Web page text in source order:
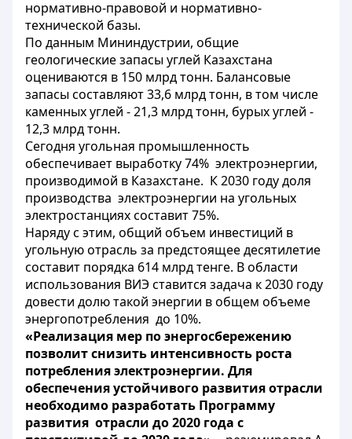
нормативно-правовой и нормативно-
технической базы.
По данным Мининдустрии, общие
геологические запасы углей Казахстана
оцениваются в 150 млрд тонн. Балансовые
запасы составляют 33,6 млрд тонн, в том числе
каменных углей - 21,3 млрд тонн, бурых углей -
12,3 млрд тонн.
Сегодня угольная промышленность
обеспечивает выработку 74% электроэнергии,
производимой в Казахстане. К 2030 году доля
производства электроэнергии на угольных
электростанциях составит 75%.
Наряду с этим, общий объем инвестиций в
угольную отрасль за предстоящее десятилетие
составит порядка 614 млрд тенге. В области
использования ВИЭ ставится задача к 2030 году
довести долю такой энергии в общем объеме
энергопотребления до 10%.
«Реализация мер по энергосбережению
позволит снизить интенсивность роста
потребления электроэнергии. Для
обеспечения устойчивого развития отрасли
необходимо разработать Программу
развития отрасли до 2020 года с